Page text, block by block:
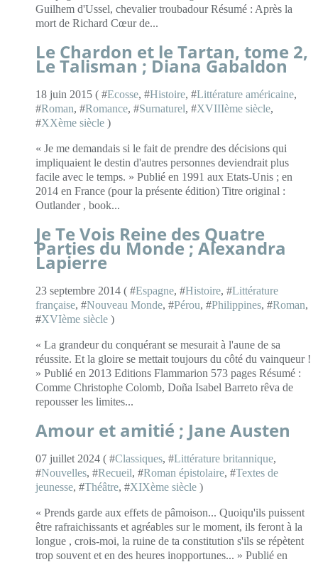
Guilhem d'Ussel, chevalier troubadour Résumé : Après la
mort de Richard Cœur de...
Le Chardon et le Tartan, tome 2,
Le Talisman ; Diana Gabaldon
18 juin 2015 ( #Ecosse, #Histoire, #Littérature américaine,
#Roman, #Romance, #Surnaturel, #XVIIIème siècle,
#XXème siècle )
« Je me demandais si le fait de prendre des décisions qui
impliquaient le destin d'autres personnes deviendrait plus
facile avec le temps. » Publié en 1991 aux Etats-Unis ; en
2014 en France (pour la présente édition) Titre original :
Outlander , book...
Je Te Vois Reine des Quatre
Parties du Monde ; Alexandra
Lapierre
23 septembre 2014 ( #Espagne, #Histoire, #Littérature
française, #Nouveau Monde, #Pérou, #Philippines, #Roman,
#XVIème siècle )
« La grandeur du conquérant se mesurait à l'aune de sa
réussite. Et la gloire se mettait toujours du côté du vainqueur !
» Publié en 2013 Editions Flammarion 573 pages Résumé :
Comme Christophe Colomb, Doña Isabel Barreto rêva de
repousser les limites...
Amour et amitié ; Jane Austen
07 juillet 2024 ( #Classiques, #Littérature britannique,
#Nouvelles, #Recueil, #Roman épistolaire, #Textes de
jeunesse, #Théâtre, #XIXème siècle )
« Prends garde aux effets de pâmoison... Quoiqu'ils puissent
être rafraichissants et agréables sur le moment, ils feront à la
longue , crois-moi, la ruine de ta constitution s'ils se répètent
trop souvent et en des heures inopportunes... » Publié en